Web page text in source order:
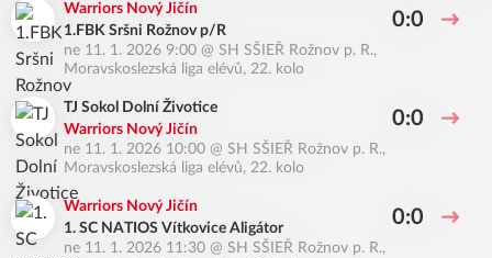
Warriors Nový Jičín
1.FBK Sršni Rožnov p/R
0:0
ne 11. 1. 2026 9:00 @ SH SŠIEŘ Rožnov p. R.,
Moravskoslezská liga elévů, 22. kolo
TJ Sokol Dolní Životice
Warriors Nový Jičín
0:0
ne 11. 1. 2026 10:00 @ SH SŠIEŘ Rožnov p. R.,
Moravskoslezská liga elévů, 22. kolo
Warriors Nový Jičín
1. SC NATIOS Vítkovice Aligátor
0:0
ne 11. 1. 2026 11:30 @ SH SŠIEŘ Rožnov p. R.,